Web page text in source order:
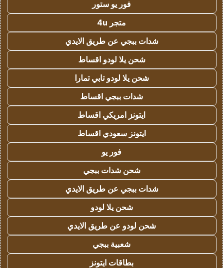
فور يو ستور
متجر 4u
شدات ببجي عن طريق الايدي
شحن يلا لودو اقساط
شحن يلا لودو تابي تمارا
شدات ببجي اقساط
ايتونز امريكي اقساط
ايتونز سعودي اقساط
فور يو
شحن شدات ببجي
شدات ببجي عن طريق الايدي
شحن يلا لودو
شحن لودو عن طريق الايدي
شعبية ببجي
بطاقات ايتونز